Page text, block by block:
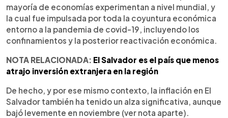
mayoría de economías experimentan a nivel mundial, y
la cual fue impulsada por toda la coyuntura económica
entorno a la pandemia de covid-19, incluyendo los
confinamientos y la posterior reactivación económica.
NOTA RELACIONADA: El Salvador es el país que menos
atrajo inversión extranjera en la región
De hecho, y por ese mismo contexto, la inflación en El
Salvador también ha tenido un alza significativa, aunque
bajó levemente en noviembre (ver nota aparte).